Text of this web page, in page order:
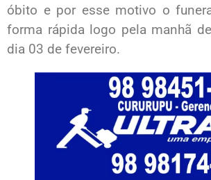
óbito e por esse motivo o
forma rápida logo pela manhã
dia 03 de fevereiro.